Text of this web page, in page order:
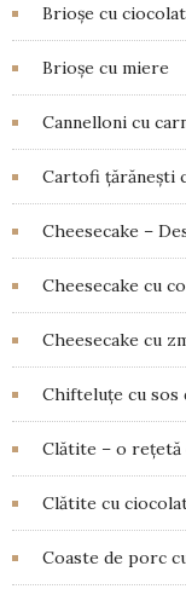
Brioșe cu
Brioșe cu miere
Cannelloni cu
Cartofi țărănești
Cheesecake –
Cheesecake cu
Cheesecake cu
Chifteluțe cu sos
Clătite – o rețetă
Clătite cu
Coaste de porc